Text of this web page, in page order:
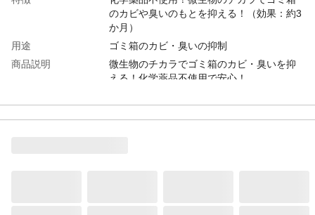
のカビや臭いのもとを抑える！（効果：約3
か月）
用途
ゴミ箱のカビ・臭いの抑制
商品説明
微生物のチカラでゴミ箱のカビ・臭いを抑
える！化学薬品不使用で安心！